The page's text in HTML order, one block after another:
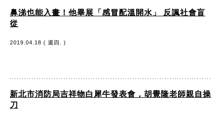
鼻涕也能入畫！他畢展「感冒配溫開水」 反諷社會盲
從
2019.04.18 ( 週四. )
新北市消防局吉祥物白犀牛發表會，胡覺隆老師親自操
刀